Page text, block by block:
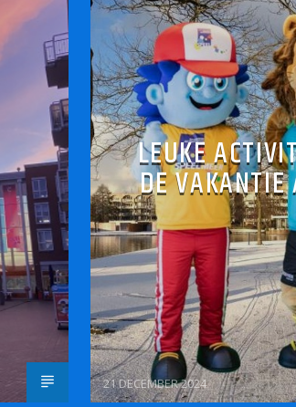
LEUKE
DE VAKANTIE
21 DECEMBER 2024